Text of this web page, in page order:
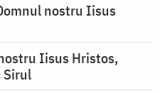
nostru Iisus
Iisus Hristos,
Sirul